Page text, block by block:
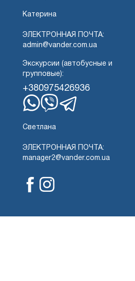
Катерина
ЭЛЕКТРОННАЯ ПОЧТА:
admin@vander.com.ua
Экскурсии (автобусные и
групповые):
+380975426936
Светлана
ЭЛЕКТРОННАЯ ПОЧТА:
manager2@vander.com.ua